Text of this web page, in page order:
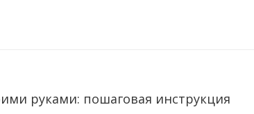
руками: пошаговая инструкция